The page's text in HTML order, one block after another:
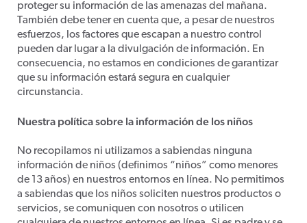
proteger su información de las amenazas del mañana.
También debe tener en cuenta que, a pesar de nuestros
esfuerzos, los factores que escapan a nuestro control
pueden dar lugar a la divulgación de información. En
consecuencia, no estamos en condiciones de garantizar
que su información estará segura en cualquier
circunstancia.
Nuestra política sobre la información de los niños
No recopilamos ni utilizamos a sabiendas ninguna
información de niños (definimos “niños” como menores
de 13 años) en nuestros entornos en línea. No permitimos
a sabiendas que los niños soliciten nuestros productos o
servicios, se comuniquen con nosotros o utilicen